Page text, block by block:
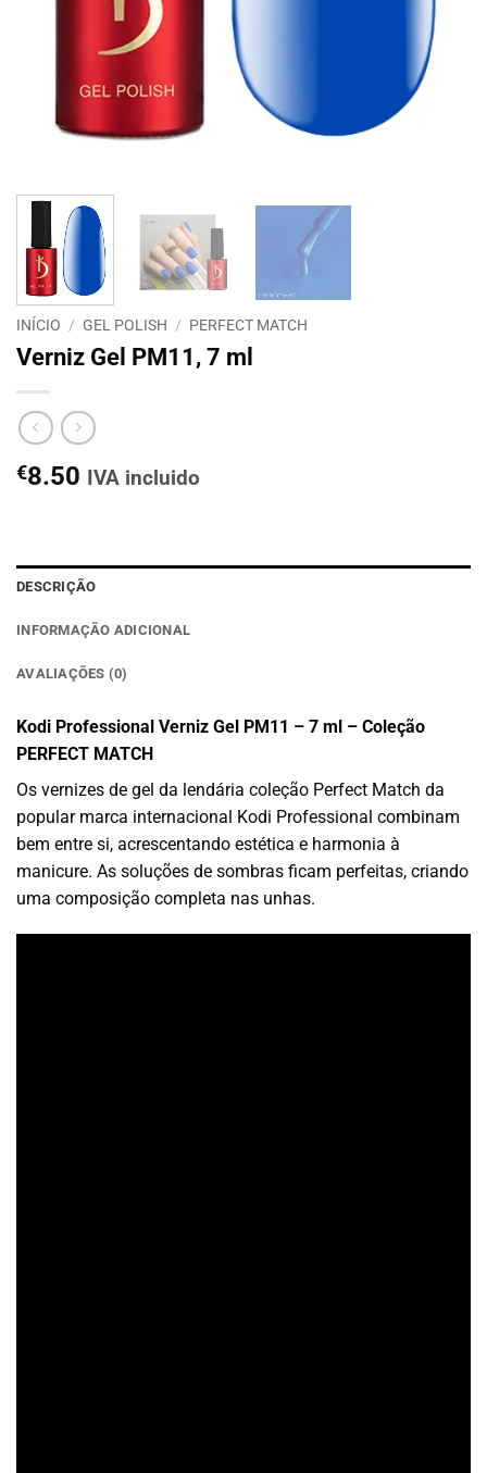
INÍCIO / GEL POLISH / PERFECT MATCH
Verniz Gel PM11, 7 ml
€8.50 IVA incluido
DESCRIÇÃO
INFORMAÇÃO ADICIONAL
AVALIAÇÕES (0)
Kodi Professional Verniz Gel PM11 – 7 ml – Coleção
PERFECT MATCH
Os vernizes de gel da lendária coleção Perfect Match da
popular marca internacional Kodi Professional combinam
bem entre si, acrescentando estética e harmonia à
manicure. As soluções de sombras ficam perfeitas, criando
uma composição completa nas unhas.